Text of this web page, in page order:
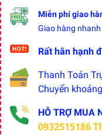
Miễn phí giao
Giao hàng
Rất hân hạnh
Thanh Toán
Chuyển
HỖ TRỢ MUA
0932515186